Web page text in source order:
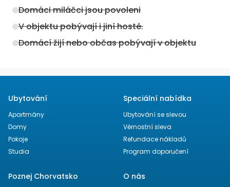
Domáci miláčci jsou povoleni
V objektu pobývají i jiní hosté.
Domácí žijí nebo občas pobývají v objektu
Ubytování
Apartmány
Domy
Pokoje
Studia
Speciální nabídka
Ubytování se slevou
Věrnostní sleva
Refundace nákladů
Program doporučení
Poznej Chorvatsko O nás